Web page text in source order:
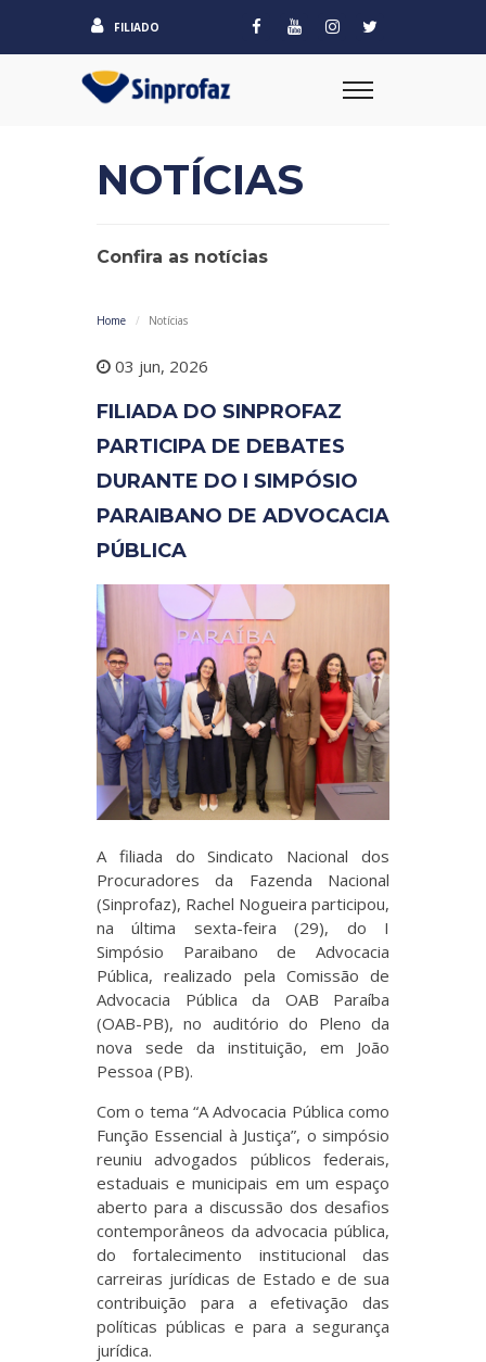
FILIADO
NOTÍCIAS
Confira as notícias
Home Notícias
03 jun, 2026
FILIADA DO SINPROFAZ
PARTICIPA DE DEBATES
DURANTE DO I SIMPÓSIO
PARAIBANO DE ADVOCACIA
PÚBLICA
A filiada do Sindicato Nacional dos
Procuradores da Fazenda Nacional
(Sinprofaz), Rachel Nogueira participou,
na última sexta-feira (29), do I
Simpósio Paraibano de Advocacia
Pública, realizado pela Comissão de
Advocacia Pública da OAB Paraíba
(OAB-PB), no auditório do Pleno da
nova sede da instituição, em João
Pessoa (PB).
Com o tema “A Advocacia Pública como
Função Essencial à Justiça”, o simpósio
reuniu advogados públicos federais,
estaduais e municipais em um espaço
aberto para a discussão dos desafios
contemporâneos da advocacia pública,
do fortalecimento institucional das
carreiras jurídicas de Estado e de sua
contribuição para a efetivação das
políticas públicas e para a segurança
jurídica.